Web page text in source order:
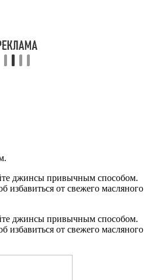
джинсы привычным способом.
избавиться от свежего масляного
джинсы привычным способом.
избавиться от свежего масляного